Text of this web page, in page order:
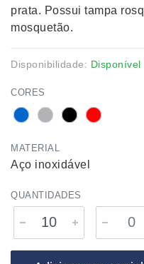
prata. Possui tampa
mosquetão.
Disponibilidade: Disponível
CORES
MATERIAL
Aço inoxidável
QUANTIDADES